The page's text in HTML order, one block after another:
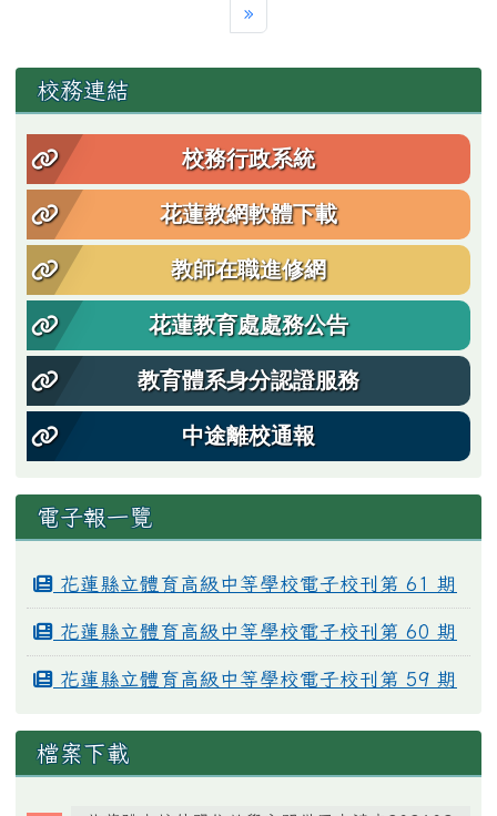
»最後頁
左邊區域內容
校務連結
校務行政系統
花蓮教網軟體下載
教師在職進修網
花蓮教育處處務公告
教育體系身分認證服務
中途離校通報
電子報一覽
花蓮縣立體育高級中等學校電子校刊第 61 期
花蓮縣立體育高級中等學校電子校刊第 60 期
花蓮縣立體育高級中等學校電子校刊第 59 期
檔案下載